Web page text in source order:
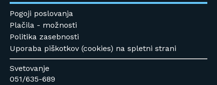
Pogoji poslovanja
Plačila - možnosti
Politika zasebnosti
Uporaba piškotkov (cookies) na spletni strani
Svetovanje
051/635-689